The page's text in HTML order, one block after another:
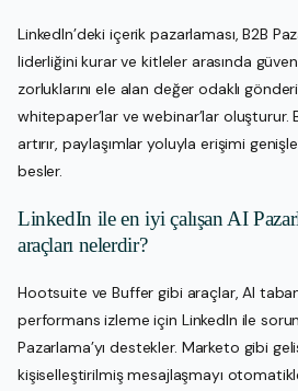
LinkedIn’deki içerik pazarlaması, B2B
liderliğini kurar ve kitleler arasında
zorluklarını ele alan değer odaklı
whitepaper’lar ve webinar’lar
artırır, paylaşımlar yoluyla erişimi
besler.
LinkedIn ile en iyi çalışan AI
araçları nelerdir?
Hootsuite ve Buffer gibi araçlar, AI
performans izleme için LinkedIn ile
Pazarlama’yı destekler. Marketo gibi
kişiselleştirilmiş mesajlaşmayı